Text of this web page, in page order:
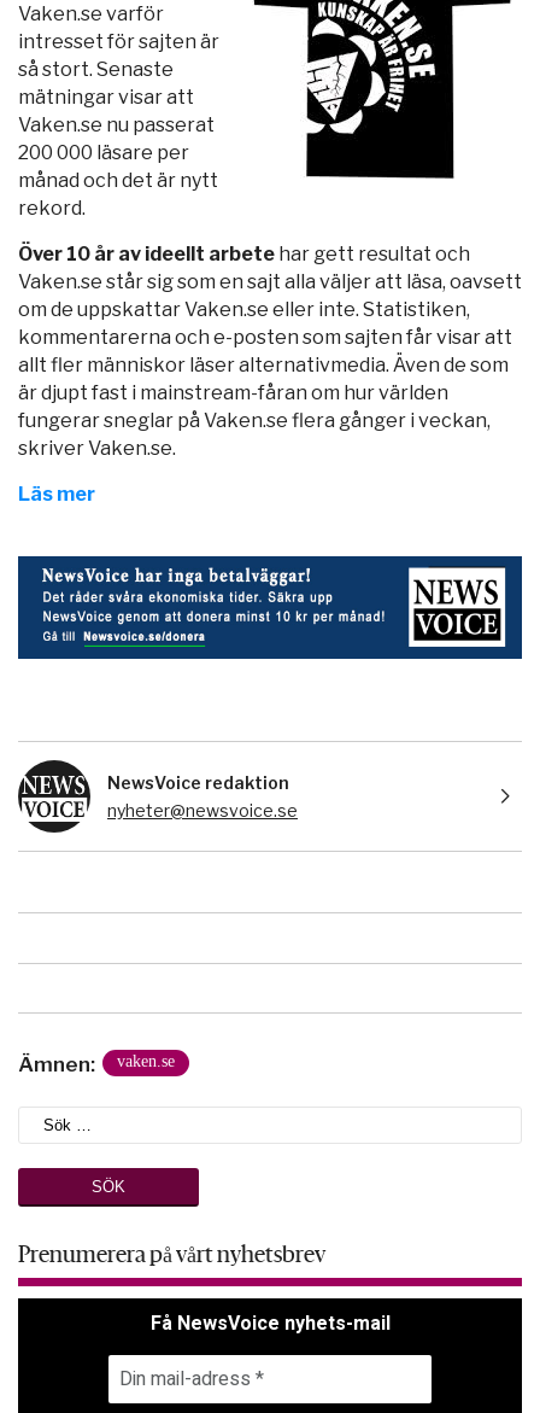
Vaken.se varför
intresset för sajten är
så stort. Senaste
mätningar visar att
Vaken.se nu passerat
200 000 läsare per
månad och det är nytt
rekord.
Över 10 år av ideellt arbete har gett resultat och
Vaken.se står sig som en sajt alla väljer att läsa, oavsett
om de uppskattar Vaken.se eller inte. Statistiken,
kommentarerna och e-posten som sajten får visar att
allt fler människor läser alternativmedia. Även de som
är djupt fast i mainstream-fåran om hur världen
fungerar sneglar på Vaken.se flera gånger i veckan,
skriver Vaken.se.
Läs mer
NewsVoice redaktion
nyheter@newsvoice.se
Ämnen: vaken.se
Prenumerera på vårt nyhetsbrev
Få NewsVoice nyhets-mail